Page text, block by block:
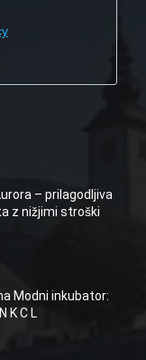
– prilagodljiva
z nižjimi stroški
Modni inkubator:
K C L